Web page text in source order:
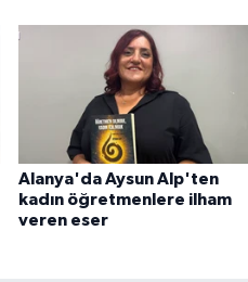
Alanya'da Aysun Alp'ten
kadın öğretmenlere ilham
veren eser